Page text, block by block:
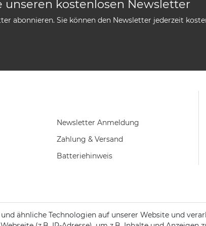
unseren kostenlosen Newsletter
abonnieren. Sie können den Newsletter jederzeit
Newsletter Anmeldung
Zahlung & Versand
Batteriehinweis
ähnliche Technologien auf unserer Website und